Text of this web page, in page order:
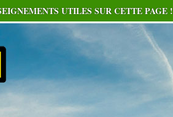
UTILES SUR CETTE PAGE !